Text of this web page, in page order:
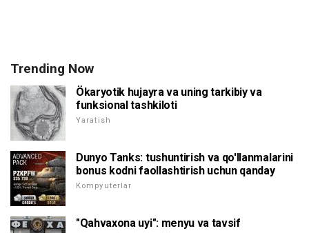
Trending Now
Ökaryotik hujayra va uning tarkibiy va
funksional tashkiloti
Yaratish
Dunyo Tanks: tushuntirish va qo'llanmalarini
bonus kodni faollashtirish uchun qanday
Kompyuterlar
"Qahvaxona uyi": menyu va tavsif